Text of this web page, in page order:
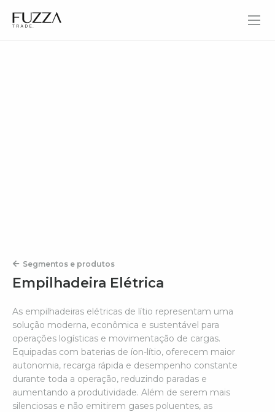
Fuzza Trade
Segmentos e produtos
Empilhadeira Elétrica
As empilhadeiras elétricas de lítio representam uma
solução moderna, econômica e sustentável para
operações logísticas e movimentação de cargas.
Equipadas com baterias de íon-lítio, oferecem maior
autonomia, recarga rápida e desempenho constante
durante toda a operação, reduzindo paradas e
aumentando a produtividade. Além de serem mais
silenciosas e não emitirem gases poluentes, as